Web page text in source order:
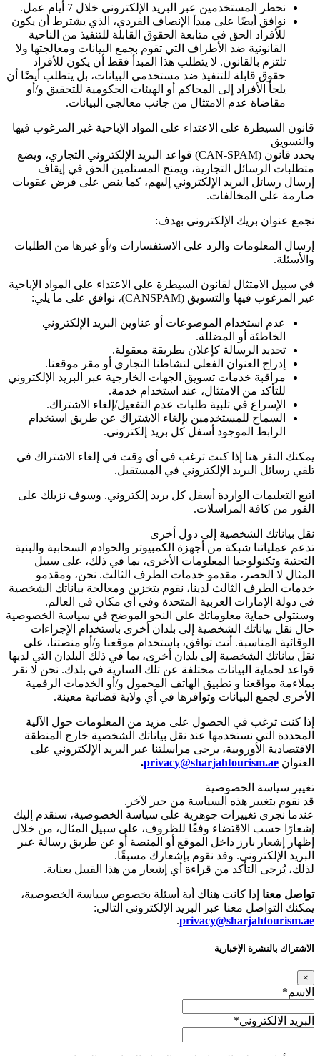
نخطر المستخدمين عبر البريد الإلكتروني خلال 7 أيام عمل.
نوافق أيضًا على مبدأ الإنصاف الفردي، الذي يشترط أن يكون
للأفراد الحق في متابعة الحقوق القابلة للتنفيذ من الناحية
القانونية ضد الأطراف التي تقوم بجمع البيانات ومعالجتها ولا
تلتزم بالقانون. لا يتطلب هذا المبدأ فقط أن يكون للأفراد
حقوق قابلة للتنفيذ ضد مستخدمي البيانات، بل يتطلب أيضًا أن
يلجأ الأفراد إلى المحاكم أو الهيئات الحكومية للتحقيق و/أو
مقاضاة عدم الامتثال من جانب معالجي البيانات.
قانون السيطرة على الاعتداء على المواد الإباحية غير المرغوب فيها
والتسويق
يحدد قانون (CAN-SPAM) قواعد البريد الإلكتروني التجاري، ويضع
متطلبات الرسائل التجارية، ويمنح المستلمين الحق في إيقاف
إرسال رسائل البريد الإلكتروني إليهم، كما ينص على فرض عقوبات
صارمة على المخالفات.
نجمع عنوان بريك الإلكتروني بهدف:
إرسال المعلومات والرد على الاستفسارات و/أو غيرها من الطلبات
والأسئلة.
في سبيل الامتثال لقانون السيطرة على الاعتداء على المواد الإباحية
غير المرغوب فيها والتسويق (CANSPAM)، نوافق على ما يلي:
عدم استخدام الموضوعات أو عناوين البريد الإلكتروني
الخاطئة أو المضللة.
تحديد الرسالة كإعلان بطريقة معقولة.
إدراج العنوان الفعلي لنشاطنا التجاري أو مقر موقعنا.
مراقبة خدمات تسويق الجهات الخارجية عبر البريد الإلكتروني
للتأكد من الامتثال، عند استخدام خدمة.
الإسراع في تلبية طلبات عدم التفعيل/إلغاء الاشتراك.
السماح للمستخدمين بإلغاء الاشتراك عن طريق استخدام
الرابط الموجود أسفل كل بريد إلكتروني.
يمكنك النقر هنا إذا كنت ترغب في أي وقت في إلغاء الاشتراك في
تلقي رسائل البريد الإلكتروني في المستقبل.
اتبع التعليمات الواردة أسفل كل بريد إلكتروني. وسوف نزيلك على
الفور من كافة المراسلات.
نقل بياناتك الشخصية إلى دول أخرى
تدعم عملياتنا شبكة من أجهزة الكمبيوتر والخوادم السحابية والبنية
التحتية وتكنولوجيا المعلومات الأخرى، بما في ذلك، على سبيل
المثال لا الحصر، مقدمو خدمات الطرف الثالث. نحن، ومقدمو
خدمات الطرف الثالث لدينا، نقوم بتخزين ومعالجة بياناتك الشخصية
في دولة الإمارات العربية المتحدة وفي أي مكان في العالم.
وسنتولى حماية معلوماتك على النحو الموضح في سياسة الخصوصية
حال نقل بياناتك الشخصية إلى بلدان أخرى باستخدام الإجراءات
الوقائية المناسبة. أنت توافق، باستخدام موقعنا و/أو منصتنا، على
نقل بياناتك الشخصية إلى بلدان أخرى، بما في ذلك البلدان التي لديها
قواعد لحماية البيانات مختلفة عن تلك السارية في بلدك. نحن لا نقر
بملاءمة مواقعنا و تطبيق الهاتف المحمول و/أو الخدمات الرقمية
الأخرى لجمع البيانات وتوافرها في أي ولاية قضائية معينة.
إذا كنت ترغب في الحصول على مزيد من المعلومات حول الآلية
المحددة التي نستخدمها عند نقل بياناتك الشخصية خارج المنطقة
الاقتصادية الأوروبية، يرجى مراسلتنا عبر البريد الإلكتروني على
العنوان privacy@sharjahtourism.ae
.
تغيير سياسة الخصوصية
قد نقوم بتغيير هذه السياسة من حير لآخر.
عندما نجري تغييرات جوهرية على سياسة الخصوصية، سنقدم إليك
إشعارًا حسب الاقتضاء وفقًا للظروف، على سبيل المثال، من خلال
إظهار إشعار بارز داخل الموقع أو المنصة أو عن طريق رسالة عبر
البريد الإلكتروني. وقد نقوم بإشعارك مسبقًا.
لذلك، يُرجى التأكد من قراءة أي إشعار من هذا القبيل بعناية.
تواصل معنا إذا كانت هناك أية أسئلة بخصوص سياسة الخصوصية،
يمكنك التواصل معنا عبر البريد الإلكتروني التالي:
privacy@sharjahtourism.ae
.
الاشتراك بالنشرة الإخبارية
×
الاسم*
البريد الالكتروني*